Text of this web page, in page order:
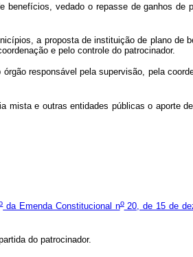
vedado o repasse de ganhos de
a proposta de instituição de plano de
e pelo controle do patrocinador.
responsável pela supervisão, pela
e outras entidades públicas o aporte
da Emenda Constitucional no20, de 15 de
do patrocinador.